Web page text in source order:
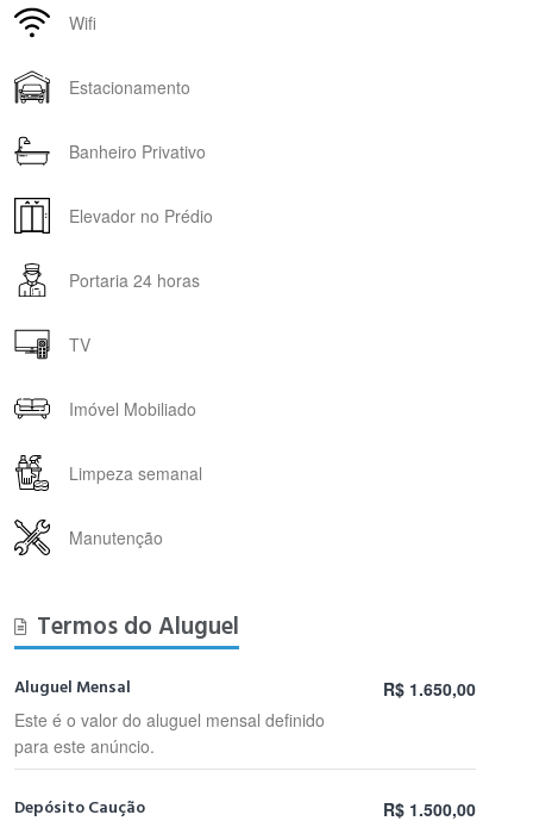
Wifi
Estacionamento
Banheiro Privativo
Elevador no Prédio
Portaria 24 horas
TV
Imóvel Mobiliado
Limpeza semanal
Manutenção
Termos do Aluguel
Aluguel Mensal
Este é o valor do aluguel mensal definido
para este anúncio.
R$ 1.650,00
Depósito Caução R$ 1.500,00